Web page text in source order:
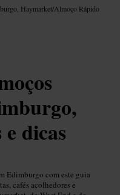
Haymarket/Almoço Rápido
e dicas
Edimburgo com este guia
cafés acolhedores e